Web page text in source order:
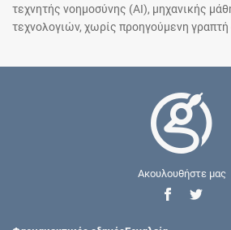
τεχνητής νοημοσύνης (AI), μηχανικής
τεχνολογιών, χωρίς προηγούμενη γραπτή
Ακουλουθήστε μας